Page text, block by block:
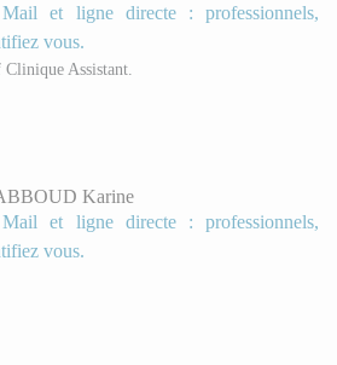
Mail et ligne directe : professionnels,
vous.
Clinique Assistant.
Karine
Mail et ligne directe : professionnels,
vous.